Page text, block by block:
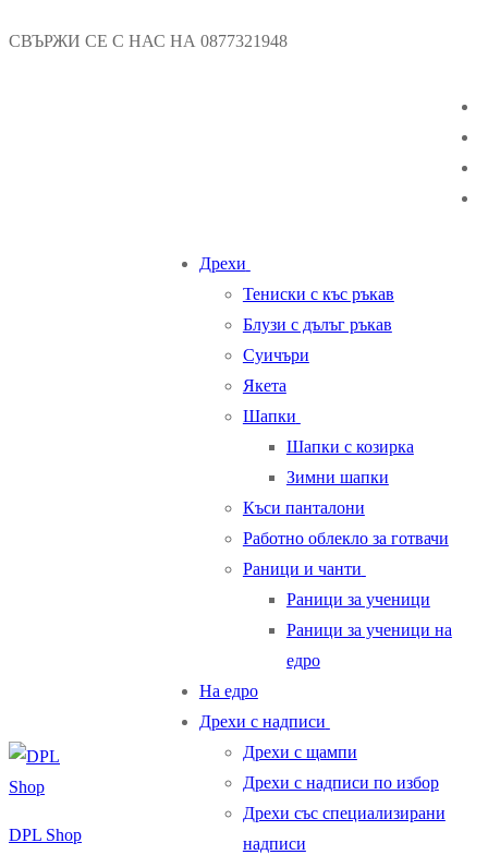
към
СВЪРЖИ СЕ С НАС НА 0877321948
DPL Shop
Дрехи
Тениски с къс ръкав
Блузи с дълъг ръкав
Суичъри
Якета
Шапки
Шапки с козирка
Зимни шапки
Къси панталони
Работно облекло за готвачи
Раници и чанти
Раници за ученици
Раници за ученици на
едро
На едро
Дрехи с надписи
Дрехи с щампи
Дрехи с надписи по избор
Дрехи със специализирани
надписи